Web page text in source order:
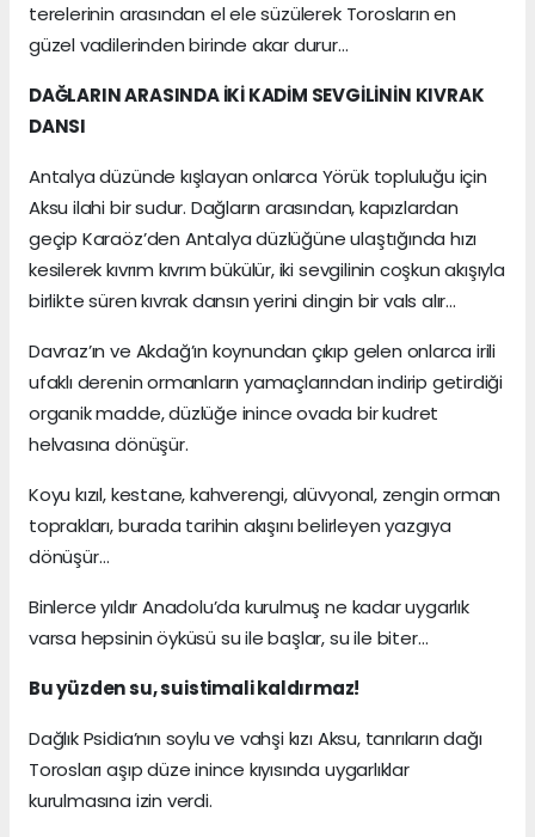
terelerinin arasından el ele süzülerek Torosların en
güzel vadilerinden birinde akar durur…
DAĞLARIN ARASINDA İKİ KADİM SEVGİLİNİN KIVRAK
DANSI
Antalya düzünde kışlayan onlarca Yörük topluluğu için
Aksu ilahi bir sudur. Dağların arasından, kapızlardan
geçip Karaöz’den Antalya düzlüğüne ulaştığında hızı
kesilerek kıvrım kıvrım bükülür, iki sevgilinin coşkun akışıyla
birlikte süren kıvrak dansın yerini dingin bir vals alır…
Davraz’ın ve Akdağ’ın koynundan çıkıp gelen onlarca irili
ufaklı derenin ormanların yamaçlarından indirip getirdiği
organik madde, düzlüğe inince ovada bir kudret
helvasına dönüşür.
Koyu kızıl, kestane, kahverengi, alüvyonal, zengin orman
toprakları, burada tarihin akışını belirleyen yazgıya
dönüşür…
Binlerce yıldır Anadolu’da kurulmuş ne kadar uygarlık
varsa hepsinin öyküsü su ile başlar, su ile biter…
Bu yüzden su, suistimali kaldırmaz!
Dağlık Psidia’nın soylu ve vahşi kızı Aksu, tanrıların dağı
Torosları aşıp düze inince kıyısında uygarlıklar
kurulmasına izin verdi.